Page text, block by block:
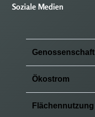
Soziale Medien
Genossenschaft
Ökostrom
Flächennutzung